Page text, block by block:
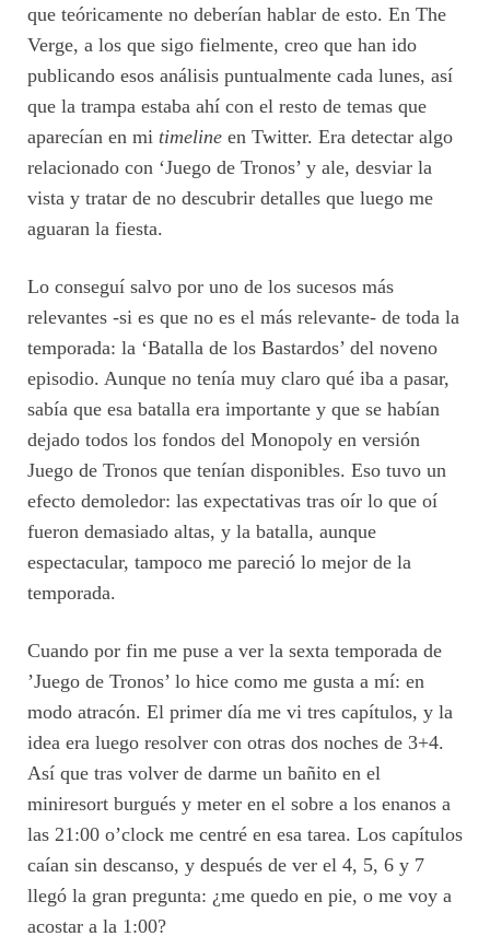
que teóricamente no deberían hablar de esto. En The
Verge, a los que sigo fielmente, creo que han ido
publicando esos análisis puntualmente cada lunes, así
que la trampa estaba ahí con el resto de temas que
aparecían en mi timeline en Twitter. Era detectar algo
relacionado con ‘Juego de Tronos’ y ale, desviar la
vista y tratar de no descubrir detalles que luego me
aguaran la fiesta.
Lo conseguí salvo por uno de los sucesos más
relevantes -si es que no es el más relevante- de toda la
temporada: la ‘Batalla de los Bastardos’ del noveno
episodio. Aunque no tenía muy claro qué iba a pasar,
sabía que esa batalla era importante y que se habían
dejado todos los fondos del Monopoly en versión
Juego de Tronos que tenían disponibles. Eso tuvo un
efecto demoledor: las expectativas tras oír lo que oí
fueron demasiado altas, y la batalla, aunque
espectacular, tampoco me pareció lo mejor de la
temporada.
Cuando por fin me puse a ver la sexta temporada de
’Juego de Tronos’ lo hice como me gusta a mí: en
modo atracón. El primer día me vi tres capítulos, y la
idea era luego resolver con otras dos noches de 3+4.
Así que tras volver de darme un bañito en el
miniresort burgués y meter en el sobre a los enanos a
las 21:00 o’clock me centré en esa tarea. Los capítulos
caían sin descanso, y después de ver el 4, 5, 6 y 7
llegó la gran pregunta: ¿me quedo en pie, o me voy a
acostar a la 1:00?